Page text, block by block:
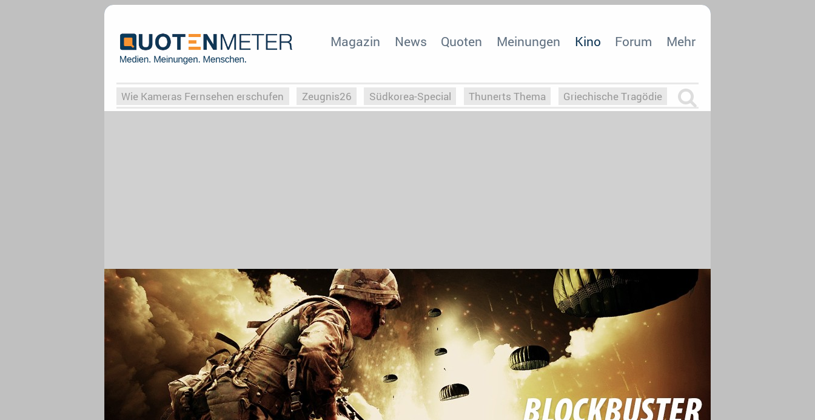
Magazin News Quoten Meinungen Kino Forum Mehr
Wie Kameras Fernsehen erschufen Zeugnis26 Südkorea-Special Thunerts Thema Griechische Tragödie